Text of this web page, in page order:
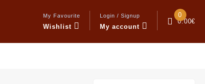
My Favourite
Wishlist
Login / Signup
My account
0
0.00€